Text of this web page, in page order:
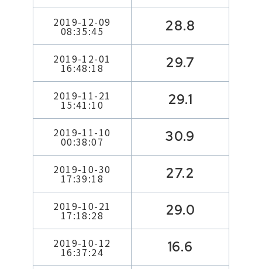
2019-12-09
08:35:45 28.8
2019-12-01
16:48:18 29.7
2019-11-21
15:41:10 29.1
2019-11-10
00:38:07 30.9
2019-10-30
17:39:18 27.2
2019-10-21
17:18:28 29.0
2019-10-12
16:37:24 16.6